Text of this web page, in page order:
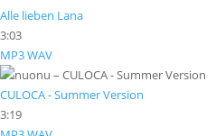
Alle lieben Lana
3:03
MP3WAV
CULOCA - Summer Version
3:19